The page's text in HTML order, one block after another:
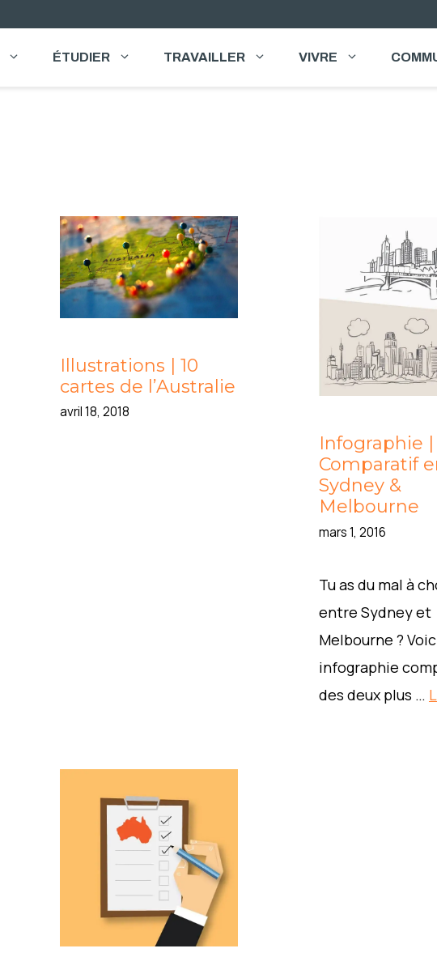
ÉTUDIER TRAVAILLER VIVRE
Illustrations | 10
cartes de l’Australie
avril 18, 2018
Infographie |
Comparatif
Sydney &
Melbourne
mars 1, 2016
Tu as du mal à
entre Sydney et
Melbourne ?
infographie
des deux plus …